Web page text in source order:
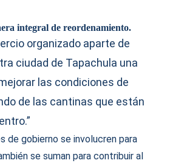
integral de reordenamiento.
organizado aparte de
ciudad de Tapachula una
las condiciones de
de las cantinas que están
de gobierno se involucren para
se suman para contribuir al